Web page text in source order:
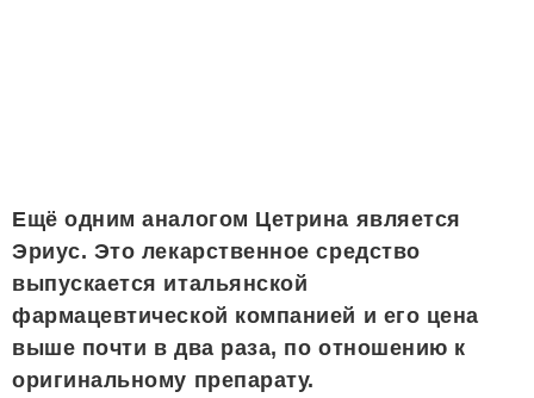
Ещё одним аналогом Цетрина является
Эриус. Это лекарственное средство
выпускается итальянской
фармацевтической компанией и его цена
выше почти в два раза, по отношению к
оригинальному препарату.